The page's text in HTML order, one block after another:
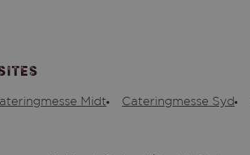
Midt Cateringmesse Syd